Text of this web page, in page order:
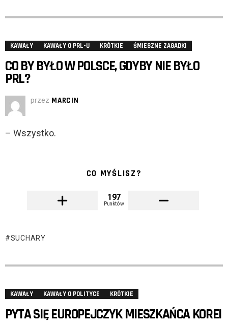
KAWAŁY KAWAŁY O PRL-U KRÓTKIE ŚMIESZNE ZAGADKI
CO BY BYŁO W POLSCE, GDYBY NIE BYŁO
PRL?
przez MARCIN
– Wszystko.
CO MYŚLISZ?
197
Punktów
SUCHARY
KAWAŁY KAWAŁY O POLITYCE KRÓTKIE
PYTA SIĘ EUROPEJCZYK MIESZKAŃCA KOREI